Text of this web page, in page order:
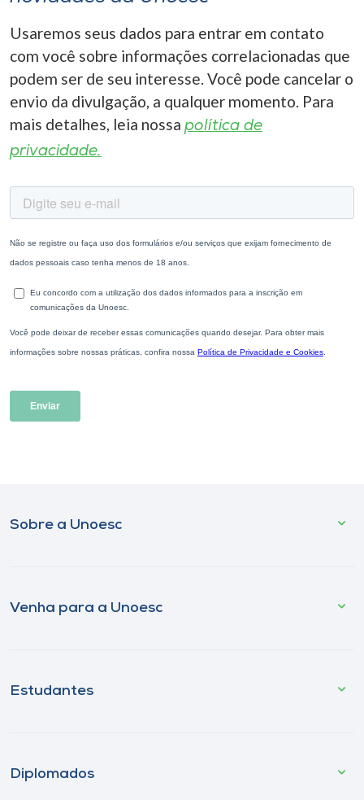
Usaremos seus dados para entrar em contato
com você sobre informações correlacionadas que
podem ser de seu interesse. Você pode cancelar o
envio da divulgação, a qualquer momento. Para
mais detalhes, leia nossa política de
privacidade.
Sobre a Unoesc
Venha para a Unoesc
Estudantes
Diplomados